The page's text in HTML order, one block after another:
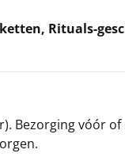
, Rituals-
Bezorging vóór of